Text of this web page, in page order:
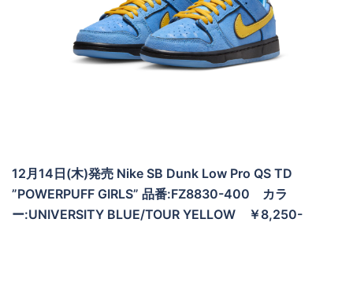
12月14日(木)発売 Nike SB Dunk Low Pro QS TD
”POWERPUFF GIRLS” 品番:FZ8830-400 カラ
ー:UNIVERSITY BLUE/TOUR YELLOW ￥8,250-